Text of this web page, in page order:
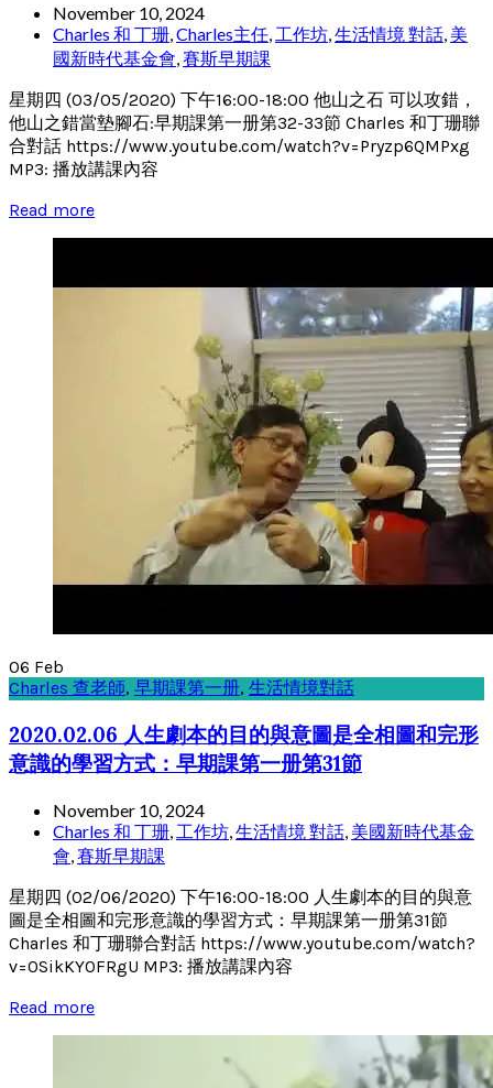
November 10, 2024
Charles 和 丁珊,Charles主任, 工作坊,生活情境 對話, 美
國新時代基金會,賽斯早期課
星期四 (03/05/2020) 下午16:00-18:00 他山之石 可以攻錯，
他山之錯當墊腳石:早期課第一册第32-33節 Charles 和丁珊聯
合對話 https://www.youtube.com/watch?v=Pryzp6QMPxg
MP3: 播放講課內容
Read more
06 Feb
Charles 查老師, 早期課第一册, 生活情境對話
2020.02.06 人生劇本的目的與意圖是全相圖和完形
意識的學習方式：早期課第一册第31節
November 10, 2024
Charles 和 丁珊, 工作坊,生活情境 對話, 美國新時代基金
會,賽斯早期課
星期四 (02/06/2020) 下午16:00-18:00 人生劇本的目的與意
圖是全相圖和完形意識的學習方式：早期課第一册第31節
Charles 和丁珊聯合對話 https://www.youtube.com/watch?
v=0SikKY0FRgU MP3: 播放講課內容
Read more